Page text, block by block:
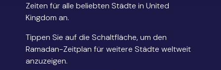
Zeiten für alle beliebten Städte in United
Kingdom an.
Tippen Sie auf die Schaltfläche, um den
Ramadan-Zeitplan für weitere Städte weltweit
anzuzeigen.